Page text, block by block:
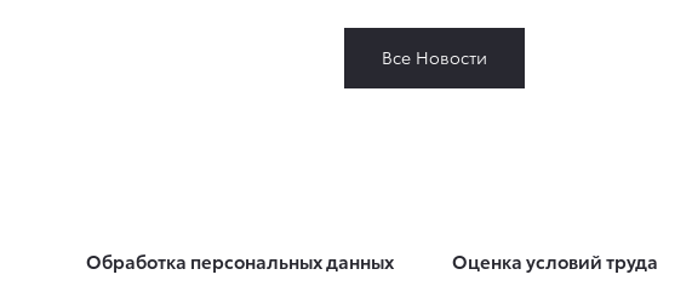
Все Новости
Обработка персональных данных Оценка условий труда